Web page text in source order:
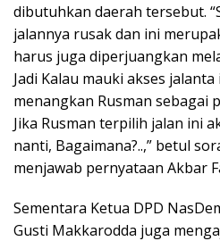
dibutuhkan daerah tersebut.
jalannya rusak dan ini
harus juga diperjuangkan
Jadi Kalau mauki akses
menangkan Rusman sebagai
Jika Rusman terpilih jalan ini
nanti, Bagaimana?..,” betul
menjawab pernyataan Akbar
Sementara Ketua DPD
Gusti Makkarodda juga